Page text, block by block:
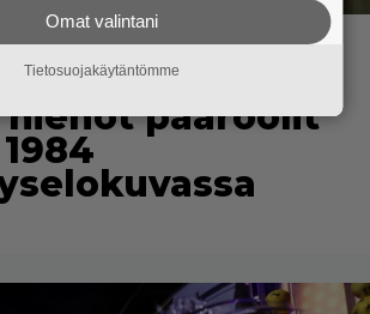
Esko
ja Satu Silvo
pääroolit
Omat valintani
Tietosuojakäytäntömme